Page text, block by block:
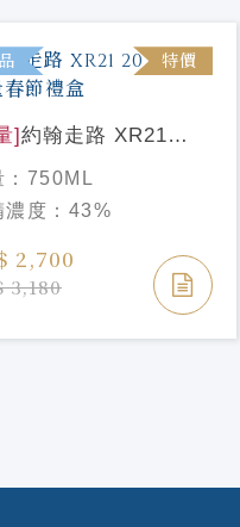
特價
] 約翰走路 XR21
蛇年限量春節禮盒
750ML
度： 43%
2,700
3,180